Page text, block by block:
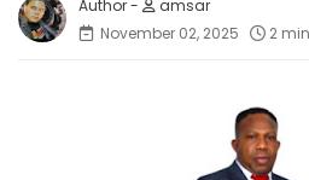
amsar
November 02, 2025
2